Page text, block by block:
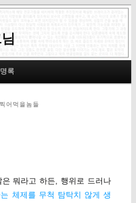
록
어먹을놈들
뭐라고 하든, 행위로 드러나
체제를 무척 탐탁치 않게 생